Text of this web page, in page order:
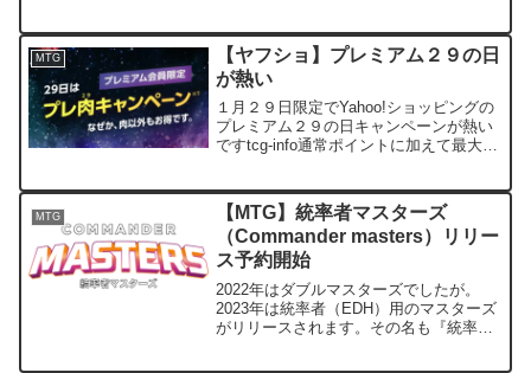
す。amzn_assoc_ad_type ="re...
MTG
【ヤフショ】プレミアム２９の日
が熱い
１月２９日限定でYahoo!ショッピングの
プレミアム２９の日キャンペーンが熱い
ですtcg-info通常ポイントに加えて最大＋
トリーページはこちらキャンペーン詳細
ま...
MTG
【MTG】統率者マスターズ
（Commander masters）リリー
ス予約開始
2022年はダブルマスターズでしたが。
2023年は統率者（EDH）用のマスターズ
がリリースされます。その名も『統率者